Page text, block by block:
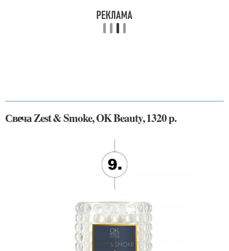
Свеча Zest & Smoke, OK Beauty, 1320 р.